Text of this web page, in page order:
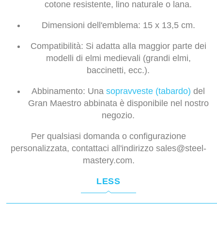
cotone resistente, lino naturale o lana.
Dimensioni dell'emblema: 15 x 13,5 cm.
Compatibilità: Si adatta alla maggior parte dei
modelli di elmi medievali (grandi elmi,
baccinetti, ecc.).
Abbinamento: Una sopravveste (tabardo) del
Gran Maestro abbinata è disponibile nel nostro
negozio.
Per qualsiasi domanda o configurazione
personalizzata, contattaci all'indirizzo sales@steel-
mastery.com.
LESS